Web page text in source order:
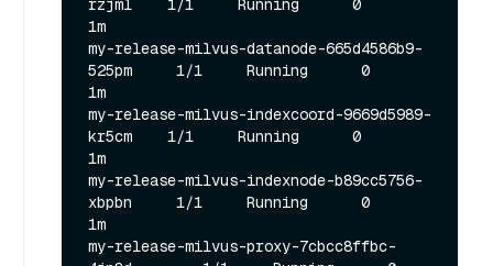
rzjml    1/1     Running      0
1m
my-release-milvus-datanode-665d4586b9-
525pm     1/1     Running      0
1m
my-release-milvus-indexcoord-9669d5989-
kr5cm    1/1     Running      0
1m
my-release-milvus-indexnode-b89cc5756-
xbpbn     1/1     Running      0
1m
my-release-milvus-proxy-7cbcc8ffbc-